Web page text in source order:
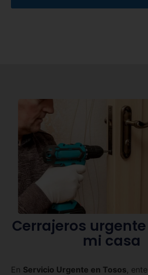
Cerrajeros
mi casa
En Servicio Urgente en Tosos ,